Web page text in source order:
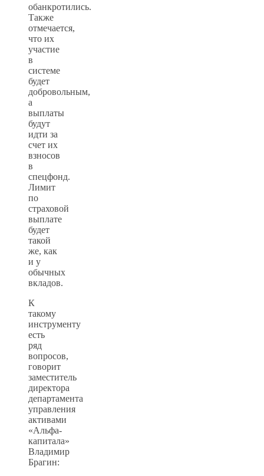
обанкротились.
Также
отмечается,
что их
участие
в
системе
будет
добровольным,
а
выплаты
будут
идти за
счет их
взносов
в
спецфонд.
Лимит
по
страховой
выплате
будет
такой
же, как
и у
обычных
вкладов.
К
такому
инструменту
есть
ряд
вопросов,
говорит
заместитель
директора
департамента
управления
активами
«Альфа-
капитала»
Владимир
Брагин: